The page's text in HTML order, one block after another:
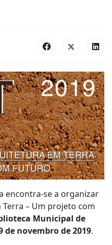
encontra-se a organizar
– Um projeto com
Municipal de
de novembro de 2019.